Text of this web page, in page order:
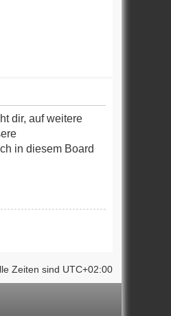
dir, auf weitere
in diesem Board
Zeiten sind UTC+02:00